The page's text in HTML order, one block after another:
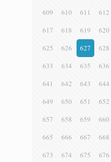
609
610 611 612
617
618 619 620
625
626 627 628
633
634 635 636
641
642 643 644
649
650 651 652
657
658 659 660
665
666 667 668
673
674 675 676